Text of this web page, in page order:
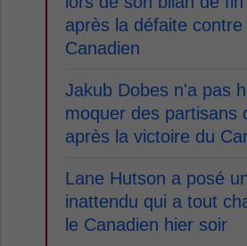
après la défaite contre
Canadien
Jakub Dobes n'a pas
moquer des partisans
après la victoire du
Lane Hutson a posé
inattendu qui a tout
le Canadien hier soir